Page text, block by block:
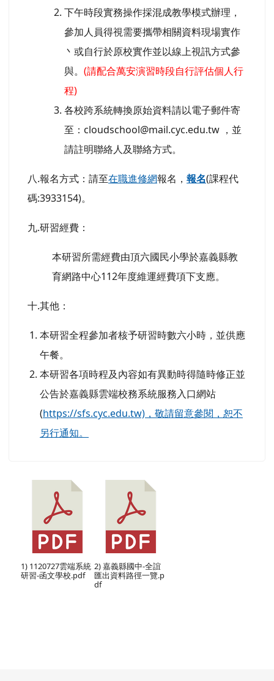
下午時段實務操作採混成教學模式辦理，
參加人員得視需要攜帶相關資料現場實作
丶或自行於原校實作並以線上視訊方式參
與。 (請配合萬安演習時段自行評估個人行
程)
各校跨系統轉換原始資料請以電子郵件寄
至：cloudschool@mail.cyc.edu.tw ，並
請註明聯絡人及聯絡方式。
八.報名方式：請至在職進修網報名， 報名(課程代
碼:3933154)。
九.研習經費：
本研習所需經費由頂六國民小學於嘉義縣教
育網路中心112年度維運經費項下支應。
十.其他：
本研習全程參加者核予研習時數六小時，並供應
午餐。
本研習各項時程及內容如有異動時得隨時修正並
公告於嘉義縣雲端校務系統服務入口網站
(https://sfs.cyc.edu.tw)，敬請留意參閱，恕不
另行通知。
1) 1120727雲端系統
研習-函文學校.pdf
2) 嘉義縣國中-全誼
匯出資料路徑一覽.p
df